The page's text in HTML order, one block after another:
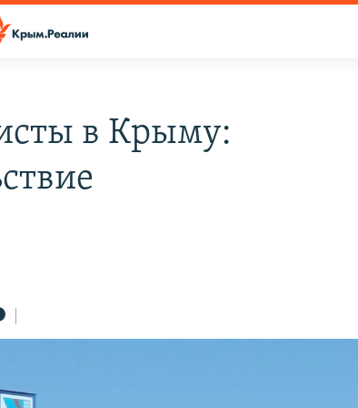
в Крыму: